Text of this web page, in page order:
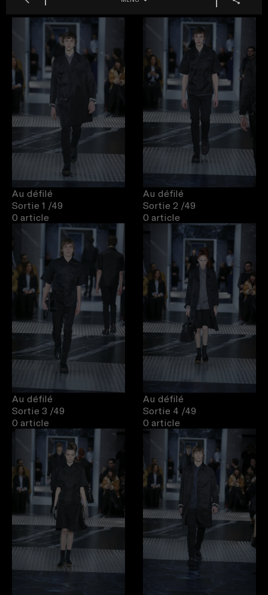
Au défilé
Sortie 1 /49
0 article
Au défilé
Sortie 2 /49
0 article
Au défilé
Sortie 3 /49
0 article
Au défilé
Sortie 4 /49
0 article